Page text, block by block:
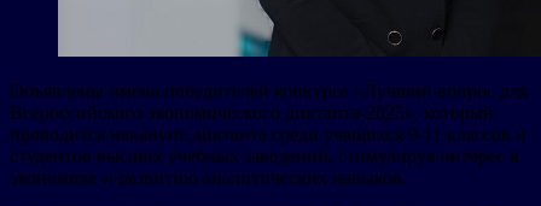
Объявлены имена победителей конкурса «Лучший вопрос для
Всероссийского экономического диктанта-2025», который
проводится накануне диктанта среди учащихся 9-11 классов и
студентов высших учебных заведений, стимулируя интерес к
экономике и развитию аналитических навыков.